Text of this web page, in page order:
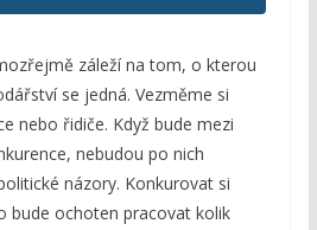
záleží na tom, o kterou
se jedná. Vezměme si
nebo řidiče. Když bude mezi
nebudou po nich
názory. Konkurovat si
bude ochoten pracovat kolik